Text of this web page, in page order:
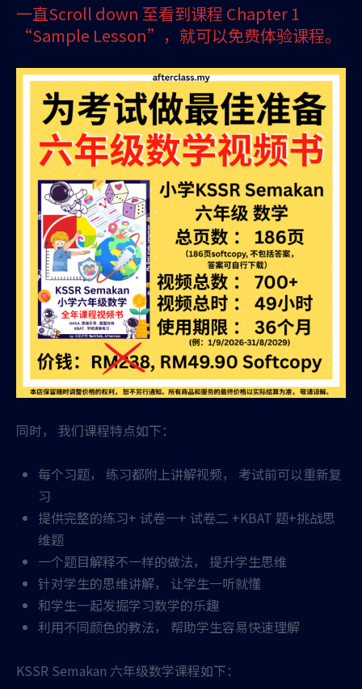
一直Scroll down 至看到课程 Chapter 1
“Sample Lesson”，就可以免费体验课程。
同时， 我们课程特点如下：
每个习题， 练习都附上讲解视频， 考试前可以重新复
习
提供完整的练习+ 试卷一+ 试卷二 +KBAT 题+挑战思
维题
一个题目解释不一样的做法， 提升学生思维
针对学生的思维讲解， 让学生一听就懂
和学生一起发掘学习数学的乐趣
利用不同颜色的教法， 帮助学生容易快速理解
KSSR Semakan 六年级数学课程如下：